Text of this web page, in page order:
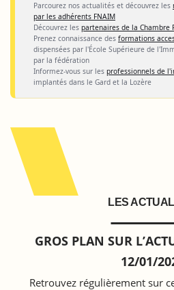
Parcourez nos actualités et découvrez les
par les adhérents FNAIM
Découvrez les partenaires de la Chambre
Prenez connaissance des formations
dispensées par l'École Supérieure de
par la fédération
Informez-vous sur les professionnels de
implantés dans le Gard et la Lozère
LES
GROS PLAN SUR
12/01/
Retrouvez régulièrement sur